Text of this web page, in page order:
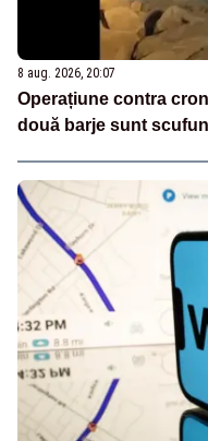
8 aug. 2026, 20:07
Operațiune contra
două barje sunt